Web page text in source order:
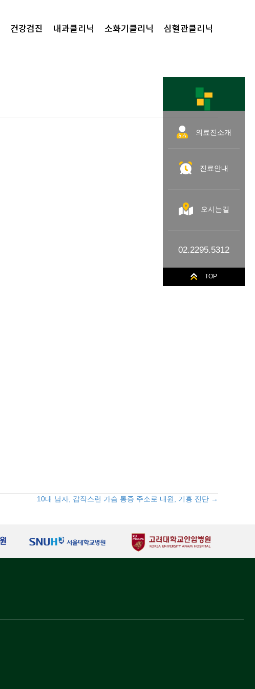
건강검진 내과클리닉 소화기클리닉 심혈관클리닉
10대 남자, 갑작스런 가슴 통증 주소로 내원, 기흉 진단 →
의료진소개
진료안내
오시는길
02.2295.5312
TOP